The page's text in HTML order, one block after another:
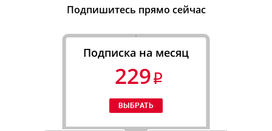
Подпишитесь прямо сейчас
Подписка на месяц
229